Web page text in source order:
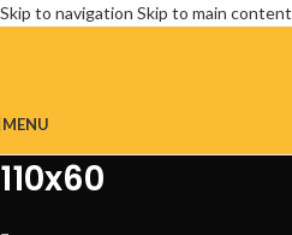
Skip to navigation Skip to main content
MENU
110x60